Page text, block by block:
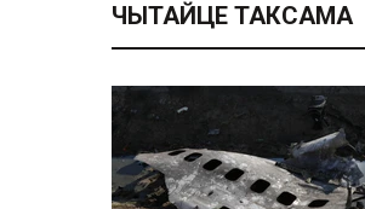
ЧЫТАЙЦЕ ТАКСАМА